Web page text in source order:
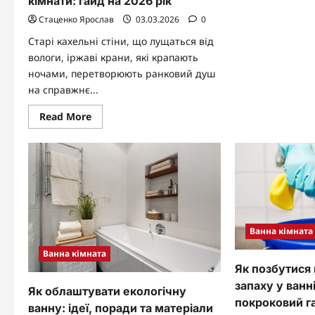
Стаценко Ярослав 03.03.2026 0
Старі кахельні стіни, що лущаться від
вологи, іржаві крани, які крапають
ночами, перетворюють ранковий душ
на справжнє...
Read MoreRead
more
Бюджетний
ремонт
на
2026
рік
Ванна кімната
Як облаштувати екологічну
ванну: ідеї, поради та матеріали
Ванна кімната
Як
запаху у
покроковий